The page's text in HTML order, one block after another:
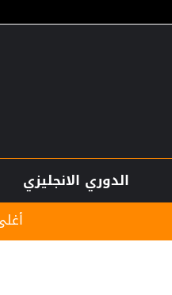
الدوري الانجليزي
أغلى لاعب في تاريخ